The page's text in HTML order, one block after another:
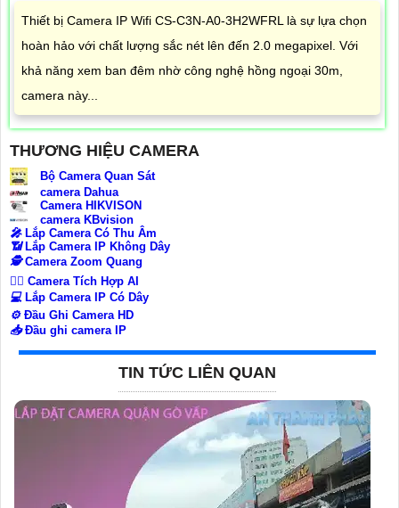
Thiết bị Camera IP Wifi CS-C3N-A0-3H2WFRL là sự lựa chọn
hoàn hảo với chất lượng sắc nét lên đến 2.0 megapixel. Với
khả năng xem ban đêm nhờ công nghệ hồng ngoại 30m,
camera này...
THƯƠNG HIỆU CAMERA
Bộ Camera Quan Sát
camera Dahua
Camera HIKVISON
camera KBvision
️🎤️ Lắp Camera Có Thu Âm
📶 Lắp Camera IP Không Dây
🕵️Camera Zoom Quang
🧛‍♀️ Camera Tích Hợp AI
💻Lắp Camera IP Có Dây
⚙️Đầu Ghi Camera HD
📥Đầu ghi camera IP
TIN TỨC LIÊN QUAN